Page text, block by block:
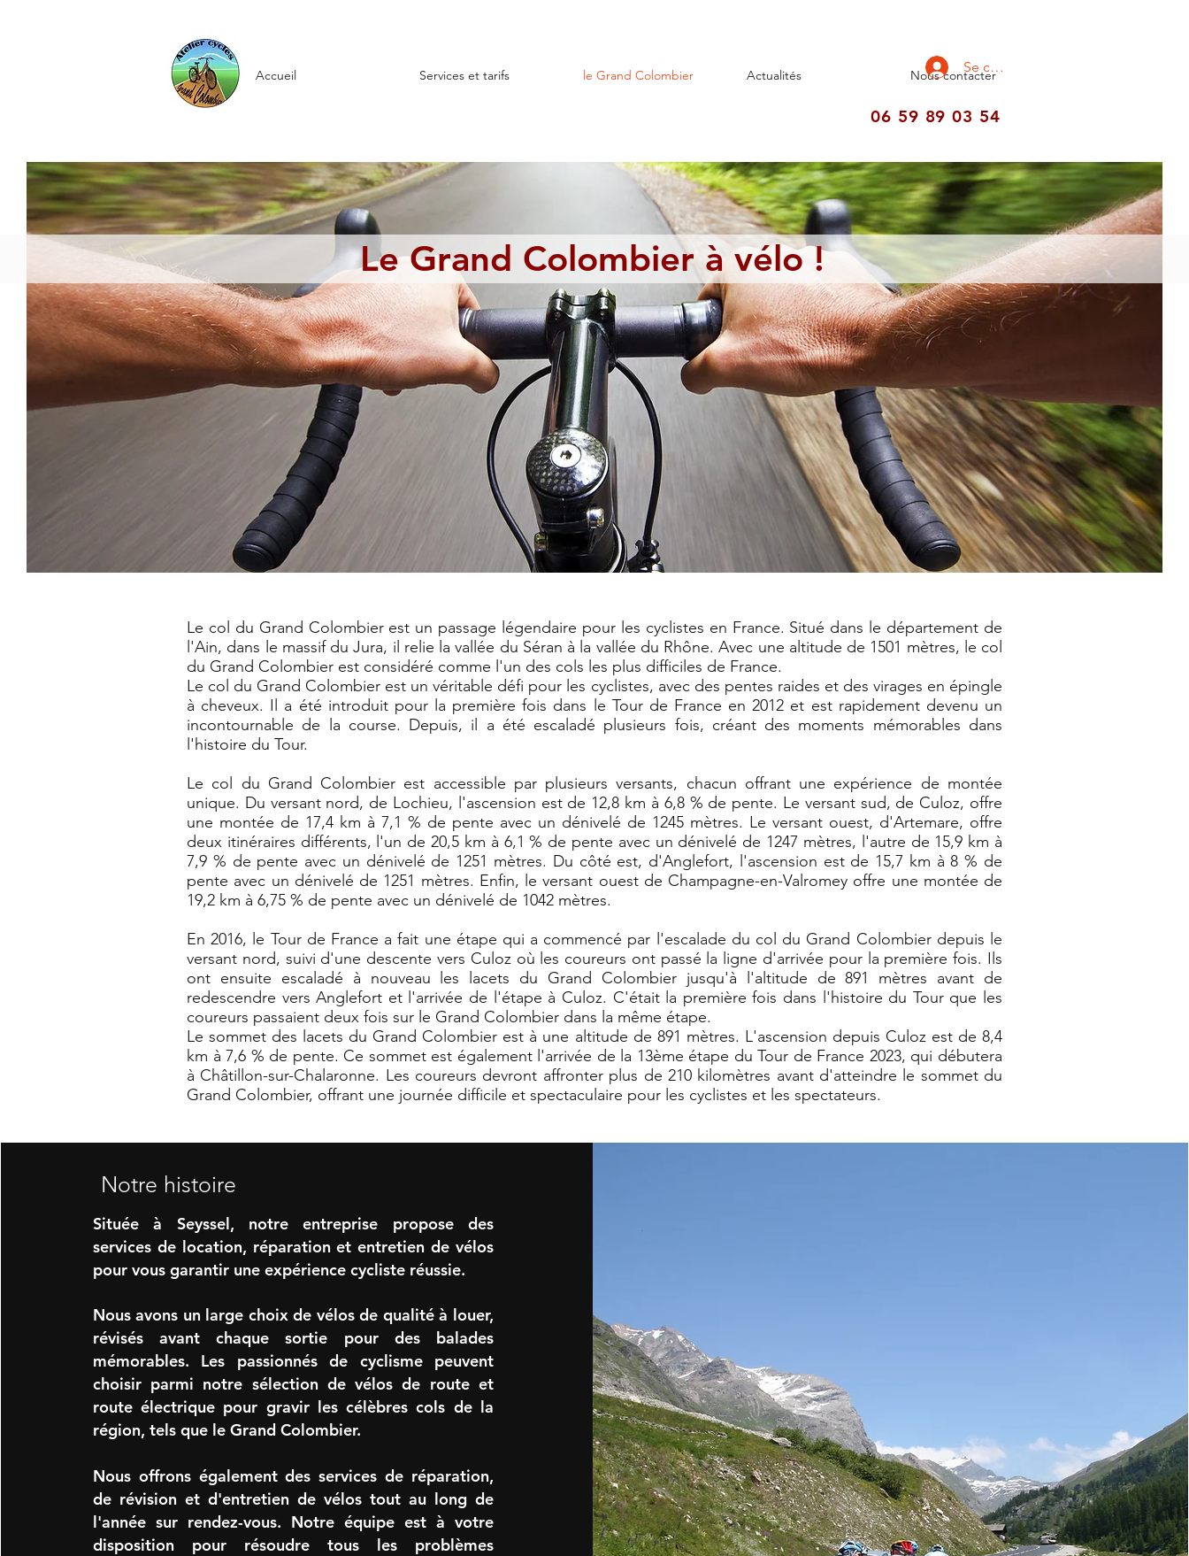
Accueil Services et tarifs le Grand Colombier Actualités Nous contacter
06 59 89 03 54
Se connecter
Le Grand Colombier à vélo !
Le col du Grand Colombier est un passage légendaire pour les cyclistes en France. Situé dans le département de
l'Ain, dans le massif du Jura, il relie la vallée du Séran à la vallée du Rhône. Avec une altitude de 1501 mètres, le col
du Grand Colombier est considéré comme l'un des cols les plus difficiles de France.
Le col du Grand Colombier est un véritable défi pour les cyclistes, avec des pentes raides et des virages en épingle
à cheveux. Il a été introduit pour la première fois dans le Tour de France en 2012 et est rapidement devenu un
incontournable de la course. Depuis, il a été escaladé plusieurs fois, créant des moments mémorables dans
l'histoire du Tour.
Le col du Grand Colombier est accessible par plusieurs versants, chacun offrant une expérience de montée
unique. Du versant nord, de Lochieu, l'ascension est de 12,8 km à 6,8 % de pente. Le versant sud, de Culoz, offre
une montée de 17,4 km à 7,1 % de pente avec un dénivelé de 1245 mètres. Le versant ouest, d'Artemare, offre
deux itinéraires différents, l'un de 20,5 km à 6,1 % de pente avec un dénivelé de 1247 mètres, l'autre de 15,9 km à
7,9 % de pente avec un dénivelé de 1251 mètres. Du côté est, d'Anglefort, l'ascension est de 15,7 km à 8 % de
pente avec un dénivelé de 1251 mètres. Enfin, le versant ouest de Champagne-en-Valromey offre une montée de
19,2 km à 6,75 % de pente avec un dénivelé de 1042 mètres.
En 2016, le Tour de France a fait une étape qui a commencé par l'escalade du col du Grand Colombier depuis le
versant nord, suivi d'une descente vers Culoz où les coureurs ont passé la ligne d'arrivée pour la première fois. Ils
ont ensuite escaladé à nouveau les lacets du Grand Colombier jusqu'à l'altitude de 891 mètres avant de
redescendre vers Anglefort et l'arrivée de l'étape à Culoz. C'était la première fois dans l'histoire du Tour que les
coureurs passaient deux fois sur le Grand Colombier dans la même étape.
Le sommet des lacets du Grand Colombier est à une altitude de 891 mètres. L'ascension depuis Culoz est de 8,4
km à 7,6 % de pente. Ce sommet est également l'arrivée de la 13ème étape du Tour de France 2023, qui débutera
à Châtillon-sur-Chalaronne. Les coureurs devront affronter plus de 210 kilomètres avant d'atteindre le sommet du
Grand Colombier, offrant une journée difficile et spectaculaire pour les cyclistes et les spectateurs.
Notre histoire
Située à Seyssel, notre entreprise propose des
services de location, réparation et entretien de vélos
pour vous garantir une expérience cycliste réussie.
Nous avons un large choix de vélos de qualité à louer,
révisés avant chaque sortie pour des balades
mémorables. Les passionnés de cyclisme peuvent
choisir parmi notre sélection de vélos de route et
route électrique pour gravir les célèbres cols de la
région, tels que le Grand Colombier.
Nous offrons également des services de réparation,
de révision et d'entretien de vélos tout au long de
l'année sur rendez-vous. Notre équipe est à votre
disposition pour résoudre tous les problèmes